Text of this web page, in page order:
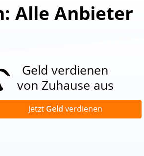
Alle Anbieter
Geld verdienen
von Zuhause aus
Jetzt Geld verdienen